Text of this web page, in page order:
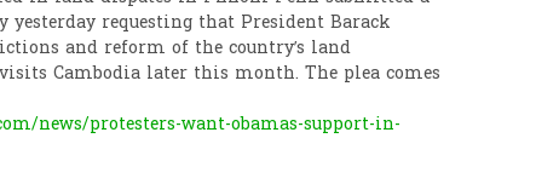
yesterday requesting that President Barack
and reform of the country’s land
Cambodia later this month. The plea comes
news/protesters-want-obamas-support-in-